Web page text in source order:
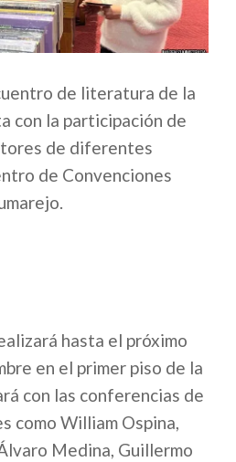
de literatura de la
con la participación de
de diferentes
de Convenciones
hasta el próximo
en el primer piso de la
con las conferencias de
como William Ospina,
Medina, Guillermo